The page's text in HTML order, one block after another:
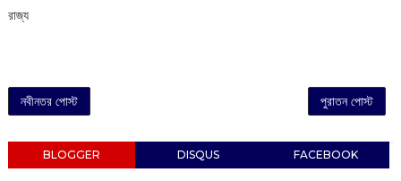
রাজ্য
নবীনতর পোস্ট পুরাতন পোস্ট
BLOGGER DISQUS FACEBOOK